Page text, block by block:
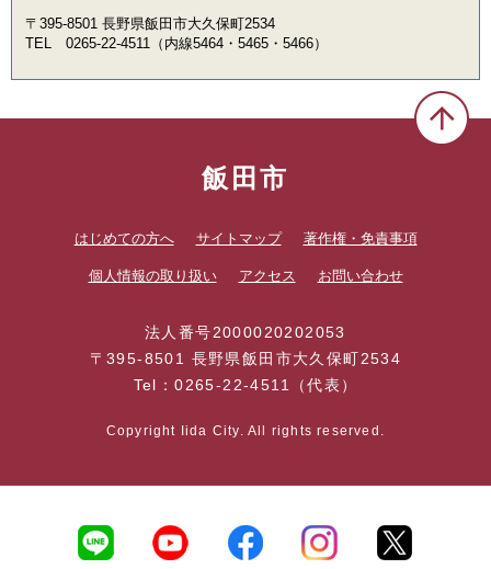
〒395-8501 長野県飯田市大久保町2534
TEL 0265-22-4511（内線5464・5465・5466）
飯田市
はじめての方へ サイトマップ 著作権・免責事項
個人情報の取り扱い アクセス お問い合わせ
法人番号2000020202053
〒395-8501 長野県飯田市大久保町2534
Tel：0265-22-4511（代表）
Copyright Iida City. All rights reserved.